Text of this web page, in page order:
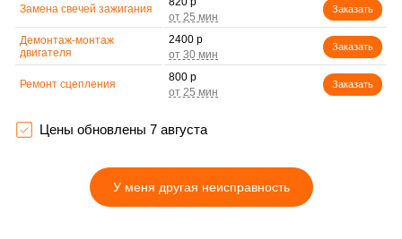
Замена свечей зажигания Заказать
Демонтаж-монтаж
двигателя
2400 р
Заказать
Ремонт сцепления
800 р
Заказать
прокладок двигателя
области двигателя и
Натяжка тросов
Цены обновлены 7 августа
У меня другая неисправность